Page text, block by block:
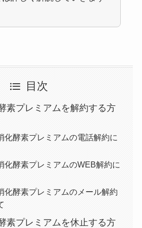
目次
素プレミアムを解約する方
化酵素プレミアムの電話解約に
化酵素プレミアムのWEB解約に
化酵素プレミアムのメール解約
素プレミアムを休止する方